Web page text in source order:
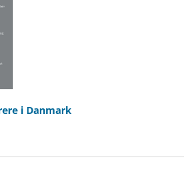
i Danmark